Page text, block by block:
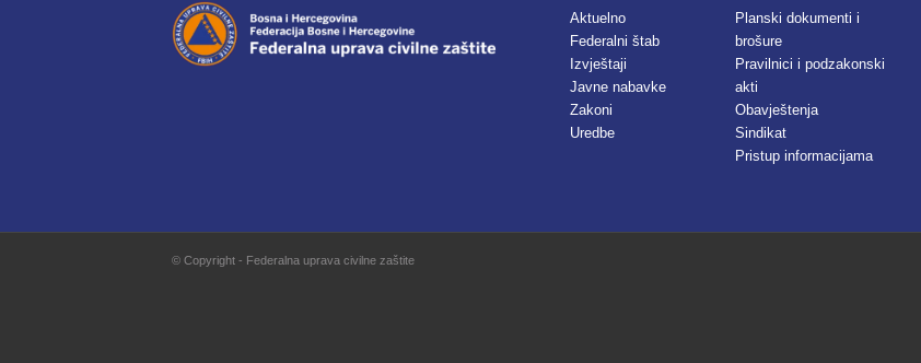
Aktuelno
Federalni štab
Izvještaji
Javne nabavke
Zakoni
Uredbe
Planski dokumenti i
brošure
Pravilnici i podzakonski
akti
Obavještenja
Sindikat
Pristup informacijama
© Copyright - Federalna uprava civilne zaštite